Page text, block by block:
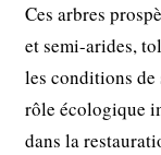
Ces arbres
et semi-arides,
les conditions de
rôle écologique
dans la